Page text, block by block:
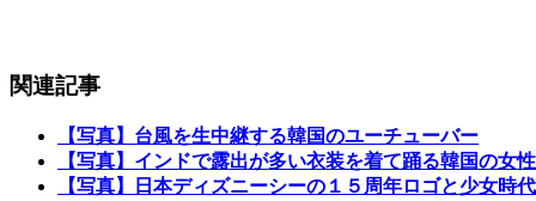
関連記事
【写真】台風を生中継する韓国のユーチューバー
【写真】インドで露出が多い衣装を着て踊る韓国の女
【写真】日本ディズニーシーの１５周年ロゴと少女時